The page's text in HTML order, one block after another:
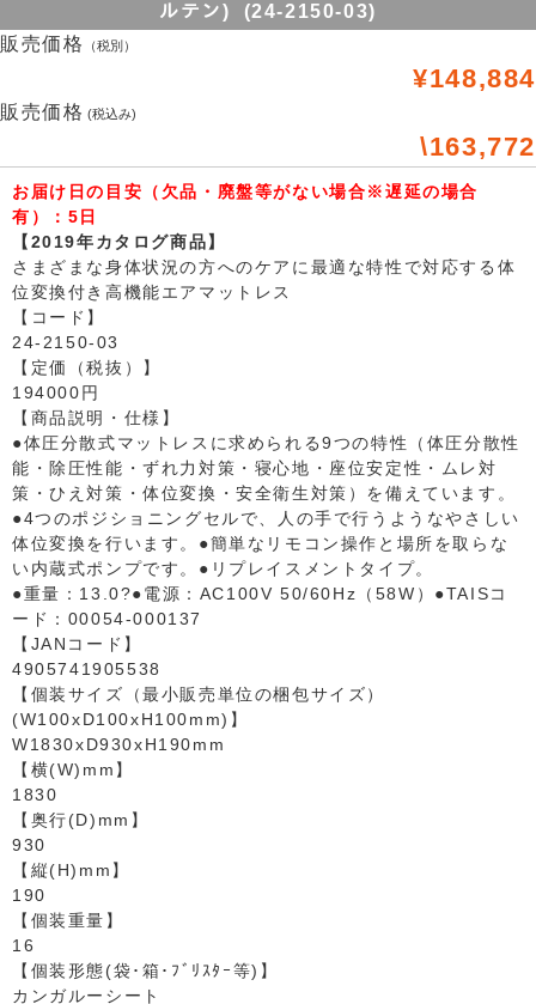
ルテン) (24-2150-03)
販売価格
（税別）
¥148,884
販売価格 (税込み)
\163,772
お届け日の目安（欠品・廃盤等がない場合※遅延の場合
有）：5日
【2019年カタログ商品】
さまざまな身体状況の方へのケアに最適な特性で対応する体
位変換付き高機能エアマットレス
【コード】
24-2150-03
【定価（税抜）】
194000円
【商品説明・仕様】
●体圧分散式マットレスに求められる9つの特性（体圧分散性
能・除圧性能・ずれ力対策・寝心地・座位安定性・ムレ対
策・ひえ対策・体位変換・安全衛生対策）を備えています。
●4つのポジショニングセルで、人の手で行うようなやさしい
体位変換を行います。●簡単なリモコン操作と場所を取らな
い内蔵式ポンプです。●リプレイスメントタイプ。
●重量：13.0?●電源：AC100V 50/60Hz（58W）●TAISコ
ード：00054-000137
【JANコード】
4905741905538
【個装サイズ（最小販売単位の梱包サイズ）
(W100xD100xH100mm)】
W1830xD930xH190mm
【横(W)mm】
1830
【奥行(D)mm】
930
【縦(H)mm】
190
【個装重量】
16
【個装形態(袋･箱･ﾌﾞﾘｽﾀｰ等)】
カンガルーシート